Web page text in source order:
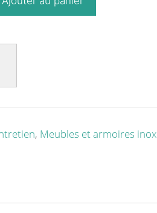
, Meubles et armoires inox